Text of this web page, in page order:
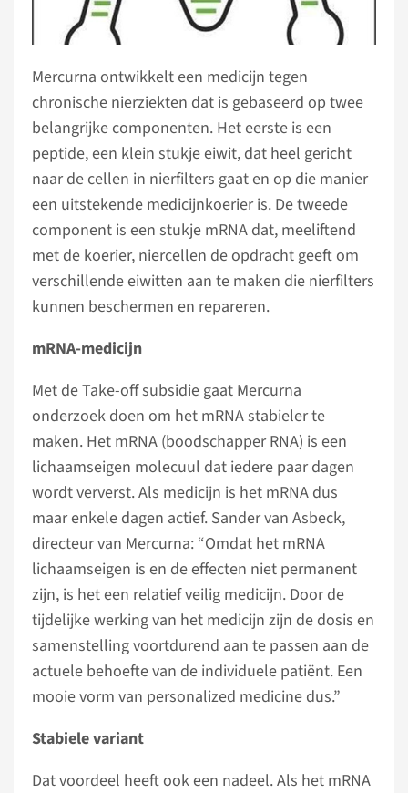
Mercurna ontwikkelt een medicijn tegen
chronische nierziekten dat is gebaseerd op twee
belangrijke componenten. Het eerste is een
peptide, een klein stukje eiwit, dat heel gericht
naar de cellen in nierfilters gaat en op die manier
een uitstekende medicijnkoerier is. De tweede
component is een stukje mRNA dat, meeliftend
met de koerier, niercellen de opdracht geeft om
verschillende eiwitten aan te maken die nierfilters
kunnen beschermen en repareren.
mRNA-medicijn
Met de Take-off subsidie gaat Mercurna
onderzoek doen om het mRNA stabieler te
maken. Het mRNA (boodschapper RNA) is een
lichaamseigen molecuul dat iedere paar dagen
wordt ververst. Als medicijn is het mRNA dus
maar enkele dagen actief. Sander van Asbeck,
directeur van Mercurna: “Omdat het mRNA
lichaamseigen is en de effecten niet permanent
zijn, is het een relatief veilig medicijn. Door de
tijdelijke werking van het medicijn zijn de dosis en
samenstelling voortdurend aan te passen aan de
actuele behoefte van de individuele patiënt. Een
mooie vorm van personalized medicine dus.”
Stabiele variant
Dat voordeel heeft ook een nadeel. Als het mRNA